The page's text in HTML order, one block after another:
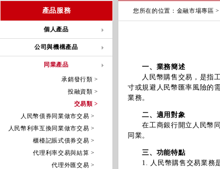
產品服務
個人產品
公司與機構產品
同業產品
承銷發行類 >
投融資類 >
交易類 >
人民幣債券同業做市交易 >
人民幣利率互換同業做市交易 >
櫃檯記賬式債券交易 >
代理利率交易與結算 >
代理外匯交易 >
您所在的位置： 金融市場專區
一、業務簡述
人民幣購售交易，是指工
寸或規避人民幣匯率風險的
業務。
二、適用對象
在工商銀行開立人民幣同
同業。
三、功能特點
1. 人民幣購售交易業務是